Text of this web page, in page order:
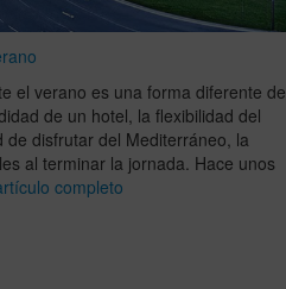
el verano es una forma diferente de
de un hotel, la flexibilidad del
disfrutar del Mediterráneo, la
al terminar la jornada. Hace unos
completo